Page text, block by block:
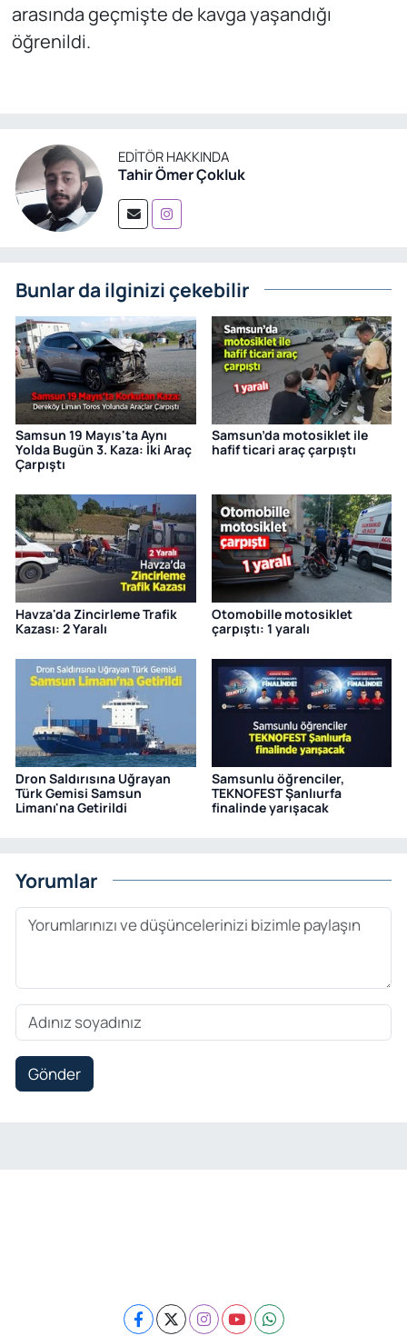
arasında geçmişte de kavga yaşandığı
öğrenildi.
EDITÖR HAKKINDA
Tahir Ömer Çokluk
Bunlar da ilginizi çekebilir
Samsun 19 Mayıs'ta Aynı
Yolda Bugün 3. Kaza: İki Araç
Çarpıştı
Samsun’da motosiklet ile
hafif ticari araç çarpıştı
Havza'da Zincirleme Trafik
Kazası: 2 Yaralı
Otomobille motosiklet
çarpıştı: 1 yaralı
Dron Saldırısına Uğrayan
Türk Gemisi Samsun
Limanı'na Getirildi
Samsunlu öğrenciler,
TEKNOFEST Şanlıurfa
finalinde yarışacak
Yorumlar
Gönder